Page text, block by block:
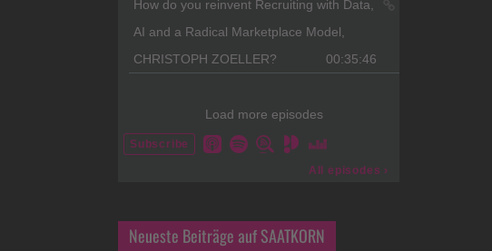
Neueste Beiträge auf SAATKORN